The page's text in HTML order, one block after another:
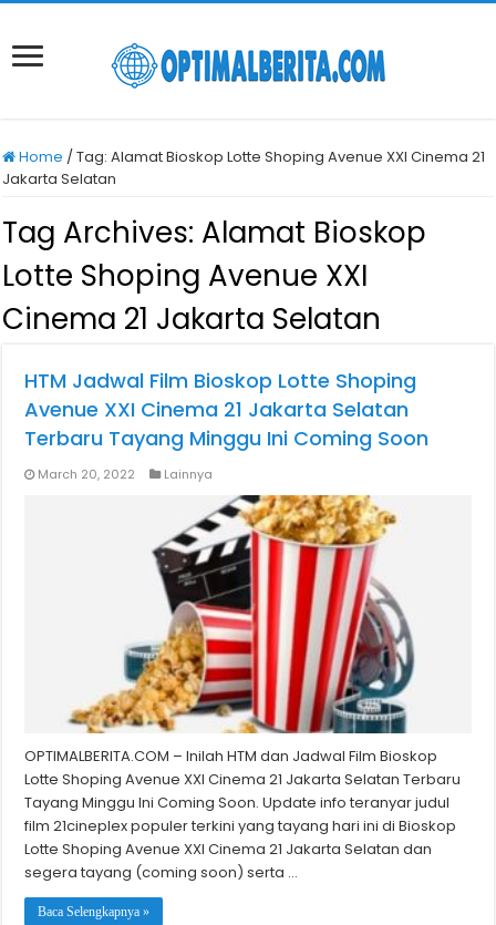
Home /Tag:Alamat Bioskop Lotte Shoping Avenue XXI Cinema 21
Jakarta Selatan
Tag Archives: Alamat Bioskop
Lotte Shoping Avenue XXI
Cinema 21 Jakarta Selatan
HTM Jadwal Film Bioskop Lotte Shoping
Avenue XXI Cinema 21 Jakarta Selatan
Terbaru Tayang Minggu Ini Coming Soon
March 20, 2022 Lainnya
OPTIMALBERITA.COM – Inilah HTM dan Jadwal Film Bioskop
Lotte Shoping Avenue XXI Cinema 21 Jakarta Selatan Terbaru
Tayang Minggu Ini Coming Soon. Update info teranyar judul
film 21cineplex populer terkini yang tayang hari ini di Bioskop
Lotte Shoping Avenue XXI Cinema 21 Jakarta Selatan dan
segera tayang (coming soon) serta …
Baca Selengkapnya »